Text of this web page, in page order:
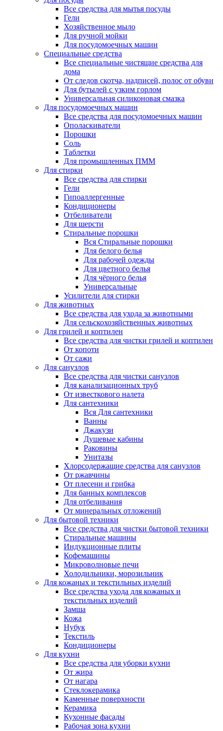
Все средства для мытья посуды
Гели
Хозяйственное мыло
Для ручной мойки
Для посудомоечных машин
Специальные средства
Все специальные чистящие средства для
дома
От следов скотча, надписей, полос от обуви
Для бутылей с узким горлом
Универсальная силиконовая смазка
Для посудомоечных машин
Все средства для посудомоечных машин
Ополаскиватели
Порошки
Соль
Таблетки
Для промышленных ПММ
Для стирки
Все средства для стирки
Гели
Гипоаллергенные
Кондиционеры
Отбеливатели
Для шерсти
Стиральные порошки
Вся Стиральные порошки
Для белого белья
Для рабочей одежды
Для цветного белья
Для чёрного белья
Универсальные
Усилители для стирки
Для животных
Все средства для ухода за животными
Для сельскохозяйственных животных
Для грилей и коптилен
Все средства для чистки грилей и коптилен
От копоти
От сажи
Для санузлов
Все средства для чистки санузлов
Для канализационных труб
От известкового налета
Для сантехники
Вся Для сантехники
Ванны
Джакузи
Душевые кабины
Раковины
Унитазы
Хлорсодержащие средства для санузлов
От ржавчины
От плесени и грибка
Для банных комплексов
Для отбеливания
От минеральных отложений
Для бытовой техники
Все средства для чистки бытовой техники
Стиральные машины
Индукционные плиты
Кофемашины
Микроволновые печи
Холодильники, морозильник
Для кожаных и текстильных изделий
Все средства ухода для кожаных и
текстильных изделий
Замша
Кожа
Нубук
Текстиль
Кондиционеры
Для кухни
Все средства для уборки кухни
От жира
От нагара
Стеклокерамика
Каменные поверхности
Керамика
Кухонные фасады
Рабочая зона кухни